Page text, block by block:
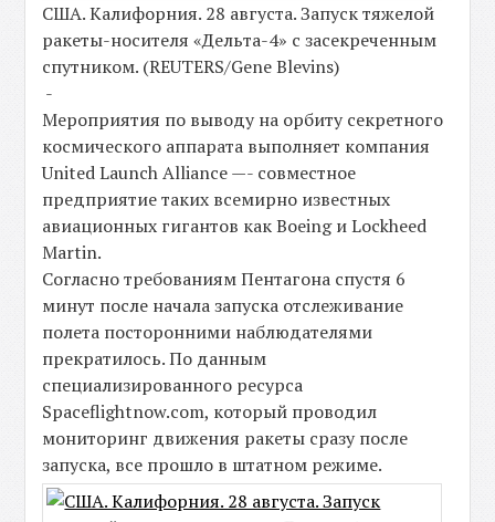
США. Калифорния. 28 августа. Запуск тяжелой
ракеты-носителя «Дельта-4» с засекреченным
спутником. (REUTERS/Gene Blevins)
-
Мероприятия по выводу на орбиту секретного
космического аппарата выполняет компания
United Launch Alliance —- совместное
предприятие таких всемирно известных
авиационных гигантов как Boeing и Lockheed
Martin.
Согласно требованиям Пентагона спустя 6
минут после начала запуска отслеживание
полета посторонними наблюдателями
прекратилось. По данным
специализированного ресурса
Spaceflightnow.com, который проводил
мониторинг движения ракеты сразу после
запуска, все прошло в штатном режиме.